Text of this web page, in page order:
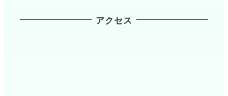
アクセス